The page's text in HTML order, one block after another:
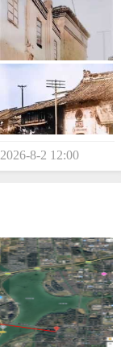
2026-8-2 12:00